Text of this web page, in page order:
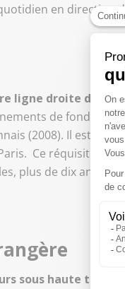
en direction
ligne droite dans
de fonds
(2008). Il est jugé
Ce réquisitoire,
plus de dix ans
sous haute tension.